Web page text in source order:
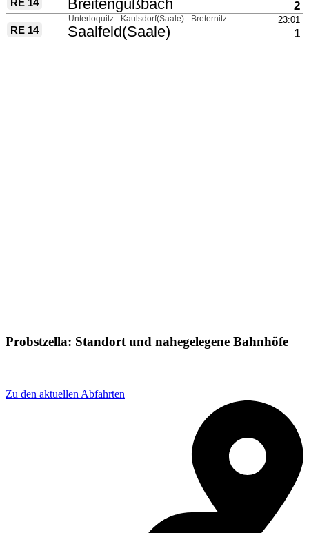
Probstzella: Standort und nahegelegene Bahnhöfe
Zu den aktuellen Abfahrten